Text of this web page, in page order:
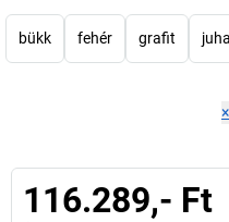
bükk fehér grafit
×
116.289,- Ft